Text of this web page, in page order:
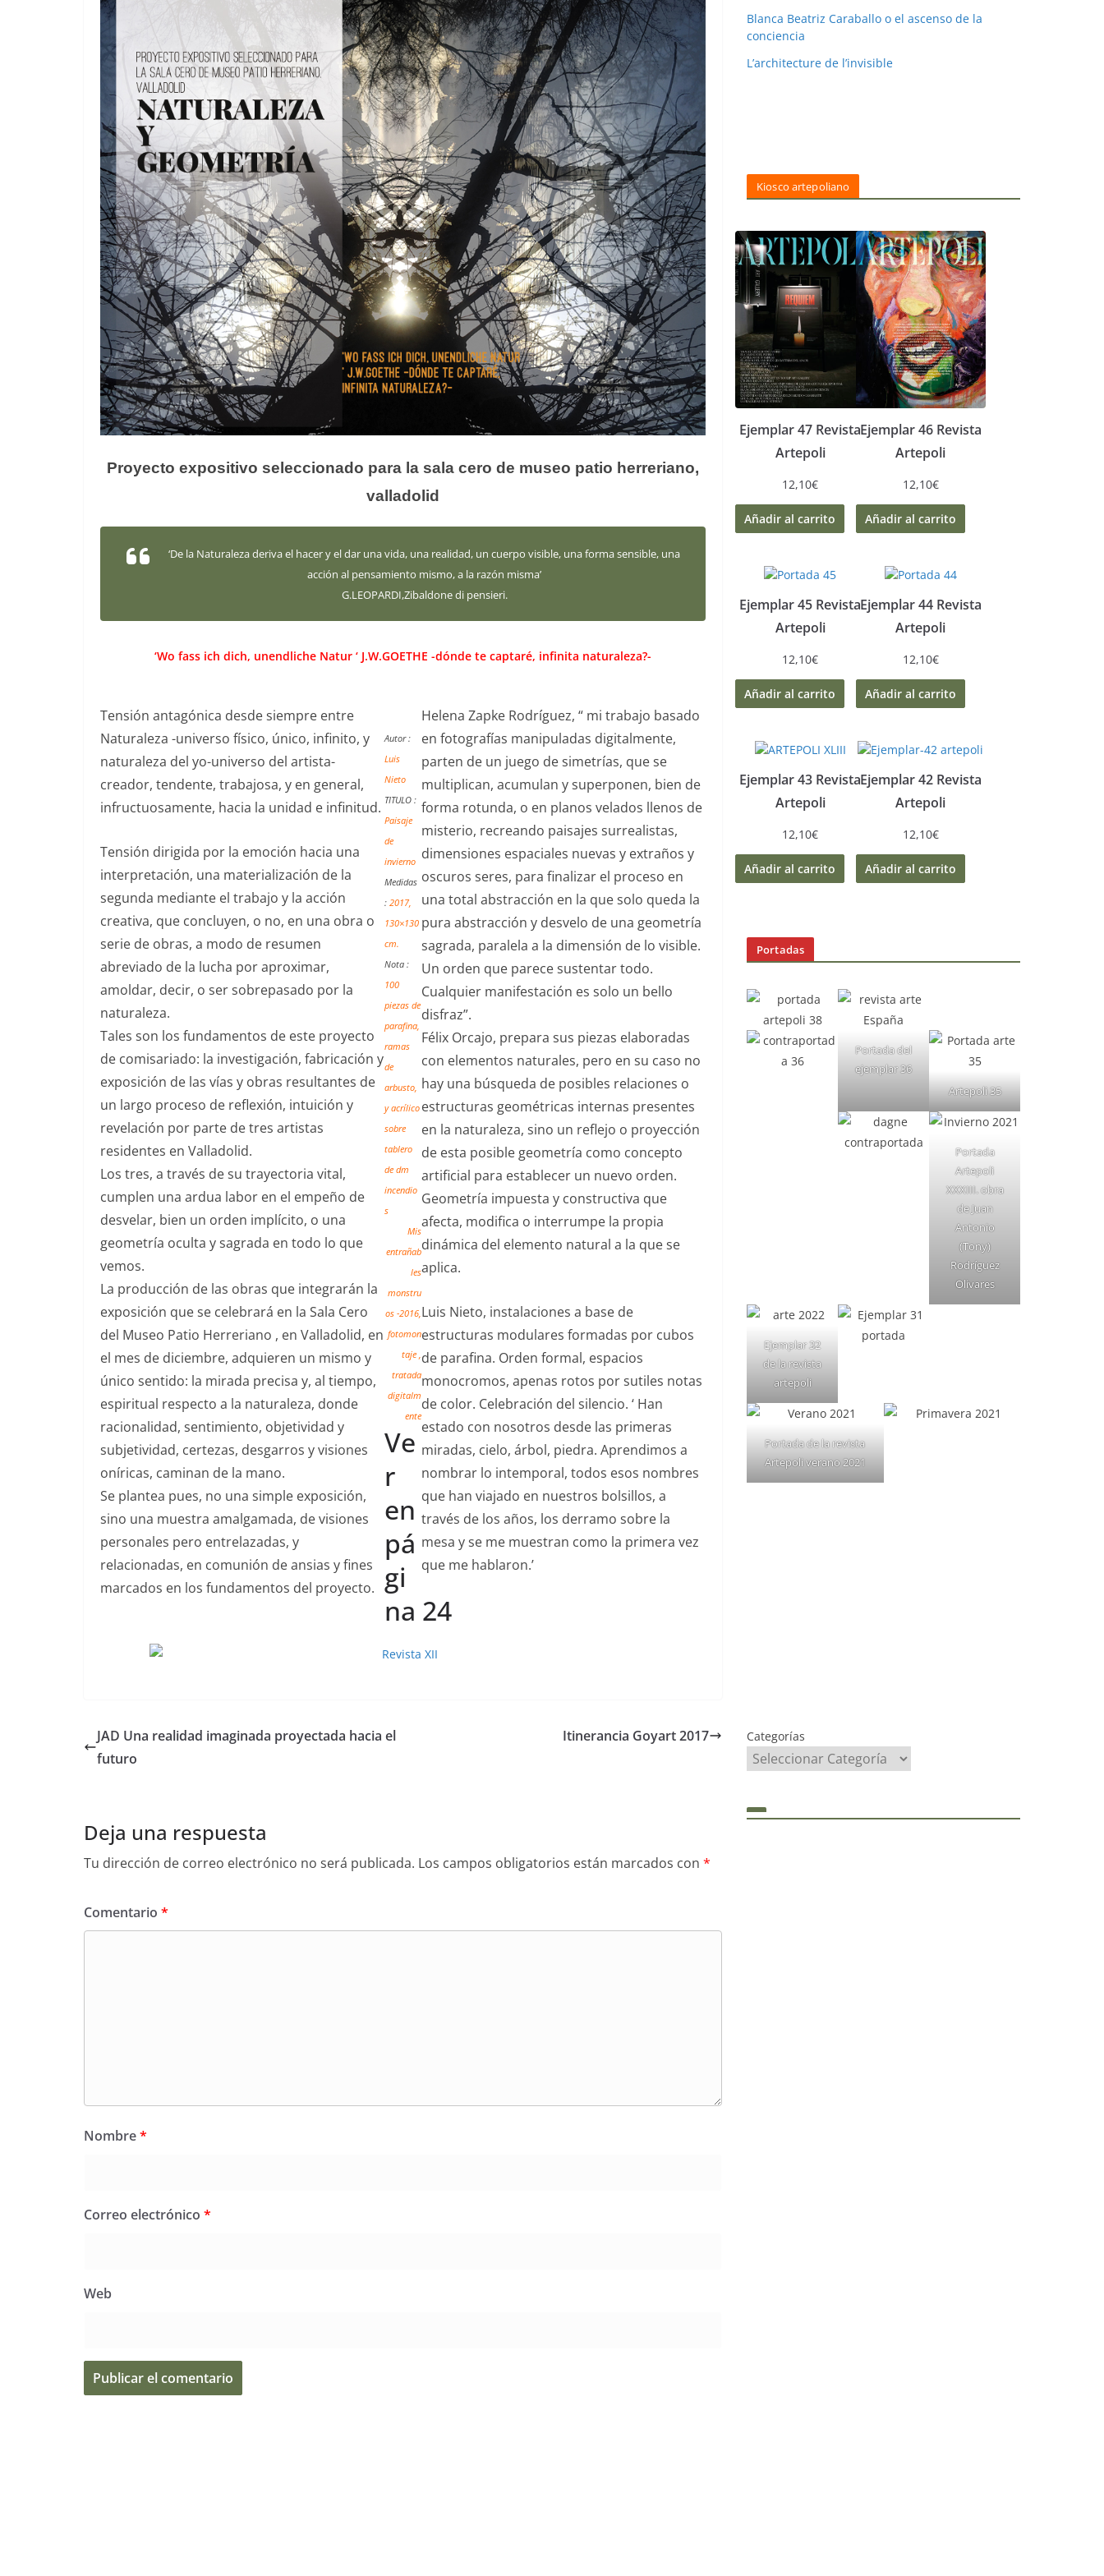
Proyecto expositivo seleccionado para la sala cero de museo patio herreriano,
valladolid
‘De la Naturaleza deriva el hacer y el dar una vida, una realidad, un cuerpo visible, una forma sensible, una
acción al pensamiento mismo, a la razón misma’
G.LEOPARDI,Zibaldone di pensieri.
‘Wo fass ich dich, unendliche Natur ‘ J.W.GOETHE -dónde te captaré, infinita naturaleza?-
Tensión antagónica desde siempre entre
Naturaleza -universo físico, único, infinito, y
naturaleza del yo-universo del artista-
creador, tendente, trabajosa, y en general,
infructuosamente, hacia la unidad e infinitud.
Tensión dirigida por la emoción hacia una
interpretación, una materialización de la
segunda mediante el trabajo y la acción
creativa, que concluyen, o no, en una obra o
serie de obras, a modo de resumen
abreviado de la lucha por aproximar,
amoldar, decir, o ser sobrepasado por la
naturaleza.
Tales son los fundamentos de este proyecto
de comisariado: la investigación, fabricación y
exposición de las vías y obras resultantes de
un largo proceso de reflexión, intuición y
revelación por parte de tres artistas
residentes en Valladolid.
Los tres, a través de su trayectoria vital,
cumplen una ardua labor en el empeño de
desvelar, bien un orden implícito, o una
geometría oculta y sagrada en todo lo que
vemos.
La producción de las obras que integrarán la
exposición que se celebrará en la Sala Cero
del Museo Patio Herreriano , en Valladolid, en
el mes de diciembre, adquieren un mismo y
único sentido: la mirada precisa y, al tiempo,
espiritual respecto a la naturaleza, donde
racionalidad, sentimiento, objetividad y
subjetividad, certezas, desgarros y visiones
oníricas, caminan de la mano.
Se plantea pues, no una simple exposición,
sino una muestra amalgamada, de visiones
personales pero entrelazadas, y
relacionadas, en comunión de ansias y fines
marcados en los fundamentos del proyecto.
Helena Zapke Rodríguez, “ mi trabajo basado
en fotografías manipuladas digitalmente,
parten de un juego de simetrías, que se
multiplican, acumulan y superponen, bien de
forma rotunda, o en planos velados llenos de
misterio, recreando paisajes surrealistas,
dimensiones espaciales nuevas y extraños y
oscuros seres, para finalizar el proceso en
una total abstracción en la que solo queda la
pura abstracción y desvelo de una geometría
sagrada, paralela a la dimensión de lo visible.
Un orden que parece sustentar todo.
Cualquier manifestación es solo un bello
disfraz”.
Félix Orcajo, prepara sus piezas elaboradas
con elementos naturales, pero en su caso no
hay una búsqueda de posibles relaciones o
estructuras geométricas internas presentes
en la naturaleza, sino un reflejo o proyección
de esta posible geometría como concepto
artificial para establecer un nuevo orden.
Geometría impuesta y constructiva que
afecta, modifica o interrumpe la propia
dinámica del elemento natural a la que se
aplica.
Luis Nieto, instalaciones a base de
estructuras modulares formadas por cubos
de parafina. Orden formal, espacios
monocromos, apenas rotos por sutiles notas
de color. Celebración del silencio. ‘ Han
estado con nosotros desde las primeras
miradas, cielo, árbol, piedra. Aprendimos a
nombrar lo intemporal, todos esos nombres
que han viajado en nuestros bolsillos, a
través de los años, los derramo sobre la
mesa y se me muestran como la primera vez
que me hablaron.’
Autor :
Luis
Nieto
TITULO :
Paisaje
de
invierno
Medidas
: 2017,
130×130
cm.
Nota :
100
piezas de
parafina,
ramas
de
arbusto,
y acrílico
sobre
tablero
de dm
incendio
s
Mis
entrañab
les
monstru
os -2016,
fotomon
taje ,
tratada
digitalm
ente
Ve
r
en
pá
gi
na 24
JAD Una realidad imaginada proyectada hacia el
futuro
Itinerancia Goyart 2017
Deja una respuesta
Tu dirección de correo electrónico no será publicada. Los campos obligatorios están marcados con *
Comentario *
Nombre*
Correo electrónico *
Web
Blanca Beatriz Caraballo o el ascenso de la
conciencia
L’architecture de l’invisible
Kiosco artepoliano
Ejemplar 47 Revista
Artepoli
12,10€
Añadir al carrito
Ejemplar 46 Revista
Artepoli
12,10€
Añadir al carrito
Ejemplar 45 Revista
Artepoli
12,10€
Añadir al carrito
Ejemplar 44 Revista
Artepoli
12,10€
Añadir al carrito
Ejemplar 43 Revista
Artepoli
12,10€
Añadir al carrito
Ejemplar 42 Revista
Artepoli
12,10€
Añadir al carrito
Portadas
Portada del
ejemplar 36
Artepoli 35
Portada
Artepoli
XXXIII. obra
de Juan
Antonio
(Tony)
Rodríguez
Olivares
Ejemplar 32
de la revista
artepoli
Portada de la revista
Artepoli verano 2021
Categorías